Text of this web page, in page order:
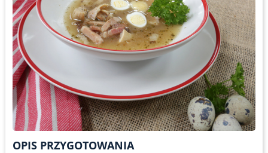
OPIS PRZYGOTOWANIA